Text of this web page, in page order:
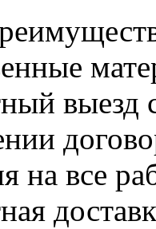
выезд
на все